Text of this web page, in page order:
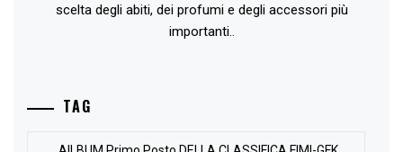
scelta degli abiti, dei profumi e degli accessori più
importanti..
TAG